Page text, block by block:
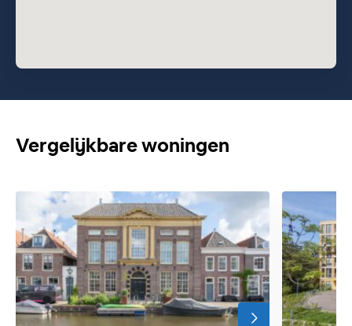
Vergelijkbare woningen